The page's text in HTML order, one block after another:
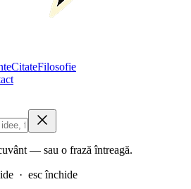
CitateFilosofie
— sau o frază întreagă.
· esc închide